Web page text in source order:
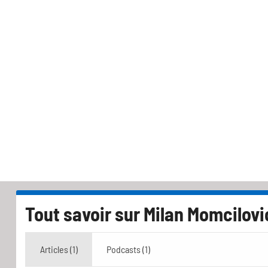
Tout savoir surMilan
Articles (1) Podcasts (1)